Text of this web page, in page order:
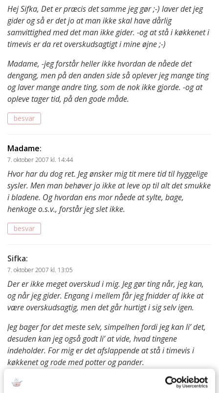
Hej Sifka, Det er præcis det samme jeg gør ;-) laver det jeg
gider og så er det jo at man ikke skal have dårlig
samvittighed med det man ikke gider. -og at stå i køkkenet i
timevis er da ret overskudsagtigt i mine øjne ;-)
Madame, -jeg forstår heller ikke hvordan de nåede det
dengang, men på den anden side så oplever jeg mange ting
og laver mange andre ting, som de nok ikke gjorde. -og at
opleve tager tid, på den gode måde.
besvar
Madame:
7. oktober 2007 kl. 14:44
Hvor har du dog ret. Jeg ønsker mig tit mere tid til hyggelige
sysler. Men man behøver jo ikke at leve op til alt det smukke
i bladene. Og hvordan ens mor nåede at sylte, bage,
henkoge o.s.v., forstår jeg slet ikke.
besvar
Sifka:
7. oktober 2007 kl. 13:05
Der er ikke meget overskud i mig. Jeg gør ting når, jeg kan,
og når jeg gider. Engang i mellem får jeg fnidder af ikke at
være overskudsagtig, men det går hurtigt i sig selv igen.
Jeg bager for det meste selv, simpelhen fordi jeg kan li’ det,
desuden kan jeg også godt li’ at vide, hvad tingene
indeholder. For mig er det afslappende at stå i timevis i
køkkenet og rode med potter og pander.
God søndag:)